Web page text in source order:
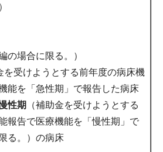
の場合に限る。）
を受けようとする前年度の病床機
能を「急性期」で報告した病床
性期
（補助金を受けようとする
報告で医療機能を「慢性期」で
る。）の病床